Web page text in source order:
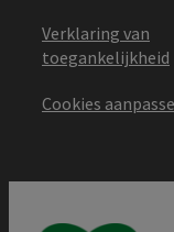
Verklaring van
toegankelijkheid
Cookies